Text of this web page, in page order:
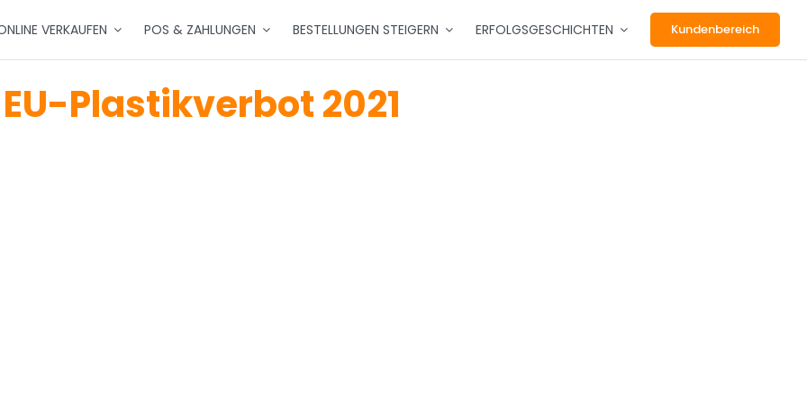
VERKAUFEN POS & ZAHLUNGEN BESTELLUNGEN STEIGERN ERFOLGSGESCHICHTEN Kundenbereich
EU-Plastikverbot 2021